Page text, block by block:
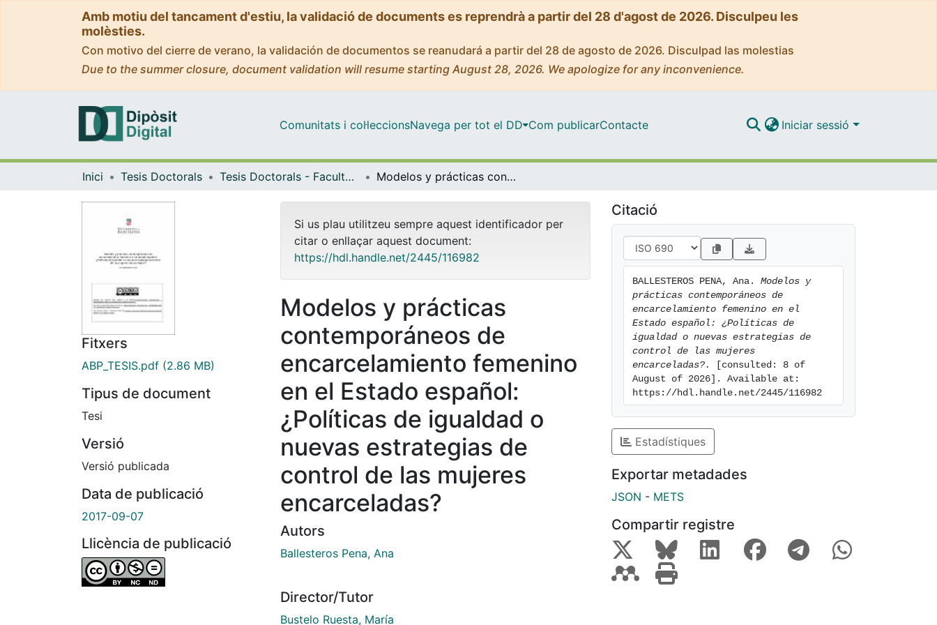
Amb motiu del tancament d'estiu, la validació de documents es reprendrà a partir del 28 d'agost de 2026. Disculpeu les
molèsties.
Con motivo del cierre de verano, la validación de documentos se reanudará a partir del 28 de agosto de 2026. Disculpad las molestias
Due to the summer closure, document validation will resume starting August 28, 2026. We apologize for any inconvenience.
Comunitats i col·leccionsNavega per tot el DD Com publicarContacte Iniciar sessió
Inici Tesis Doctorals Tesis Doctorals - Facultat - Economia i Empresa Modelos y prácticas contemporáneos de encarcelamiento femenino en el Estado español: ¿Políticas de igualdad o nuevas estrategias de control de las mujeres encarceladas?
Fitxers
ABP_TESIS.pdf (2.86 MB)
Tipus de document
Tesi
Versió
Versió publicada
Data de publicació
2017-09-07
Llicència de publicació
Si us plau utilitzeu sempre aquest identificador per
citar o enllaçar aquest document:
https://hdl.handle.net/2445/116982
Modelos y prácticas
contemporáneos de
encarcelamiento femenino
en el Estado español:
¿Políticas de igualdad o
nuevas estrategias de
control de las mujeres
encarceladas?
Autors
Ballesteros Pena, Ana
Director/Tutor
Bustelo Ruesta, María
Citació
BALLESTEROS PENA, Ana. Modelos y
prácticas contemporáneos de
encarcelamiento femenino en el
Estado español: ¿Políticas de
igualdad o nuevas estrategias de
control de las mujeres
encarceladas?.
[consulted: 8 of
August of 2026]. Available at:
https://hdl.handle.net/2445/116982
Estadístiques
Exportar metadades
JSON - METS
Compartir registre